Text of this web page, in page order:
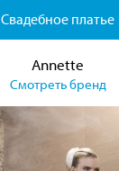
Свадебное платье
Annette
Смотреть бренд